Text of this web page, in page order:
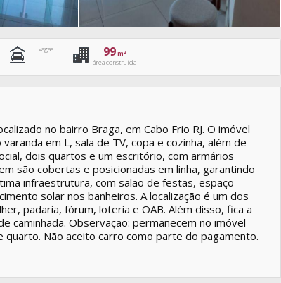
vagas 99 m²
área construída
no bairro Braga, em Cabo Frio RJ. O imóvel
em L, sala de TV, copa e cozinha, além de
dois quartos e um escritório, com armários
são cobertas e posicionadas em linha, garantindo
infraestrutura, com salão de festas, espaço
solar nos banheiros. A localização é um dos
padaria, fórum, loteria e OAB. Além disso, fica a
caminhada. Observação: permanecem no imóvel
Não aceito carro como parte do pagamento.